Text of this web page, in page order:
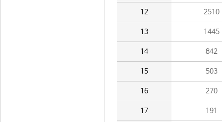
12 2510
13 1445
14 842
15 503
16 270
17 191